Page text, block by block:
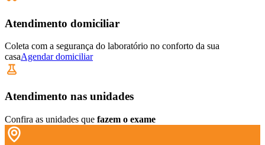
Atendimento domiciliar
Coleta com a segurança do laboratório no conforto da sua
casaAgendar domiciliar
Atendimento nas unidades
Confira as unidades que fazem o exame